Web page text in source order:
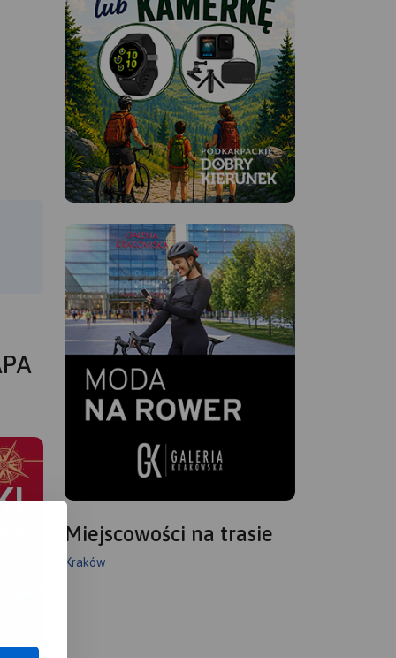
Miejscowości na trasie
Kraków